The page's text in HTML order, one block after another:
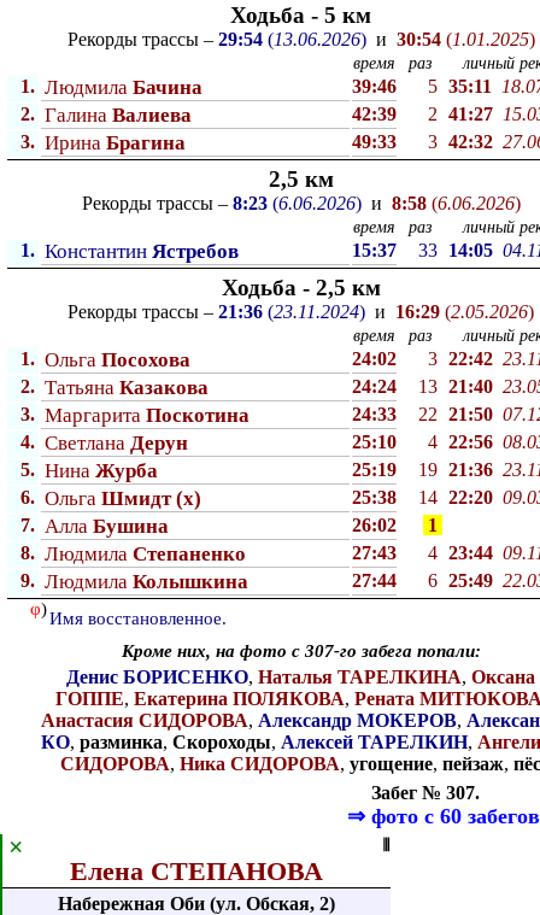
Ходьба - 5 км
Рекорды трассы – 29:54(13.06.2026)и 30:54(1.01.2025)
время раз личный
1. Людмила Бачина 39:46 5 35:11
2. Галина Валиева 42:39 2 41:27
3. Ирина Брагина 49:33 3 42:32
2,5 км
Рекорды трассы – 8:23(6.06.2026)и 8:58(6.06.2026)
время раз личный
1. Константин Ястребов 15:37 33 14:05
Ходьба - 2,5 км
Рекорды трассы –21:36 (23.11.2024) и 16:29 (2.05.2026)
время раз личный
1. Ольга Посохова 24:02 3 22:42
2. Татьяна Казакова 24:24 13 21:40
3. Маргарита Поскотина 24:33 22 21:50
4. Светлана Дерун 25:10 4 22:56
5. Нина Журба 25:19 19 21:36
6. Ольга Шмидт (x) 25:38 14 22:20
7. Алла Бушина 26:02
1
8. Людмила Степаненко 27:43 4 23:44
9. Людмила Колышкина 27:44 6 25:49
φ)Имя восстановленное.
Кроме них, на фото с 307-го забега попали:
Денис БОРИСЕНКО,Наталья ТАРЕЛКИНА,Оксана
ГОППЕ, Екатерина ПОЛЯКОВА, Рената
Анастасия СИДОРОВА, Александр МОКЕРОВ,
КО, разминка, Скороходы, Алексей ТАРЕЛКИН,
СИДОРОВА,Ника СИДОРОВА,угощение,пейзаж,
Забег № 307.
⇒ фото с 60 забегов
⦀
×
Елена СТЕПАНОВА
Набережная Оби (ул. Обская, 2)